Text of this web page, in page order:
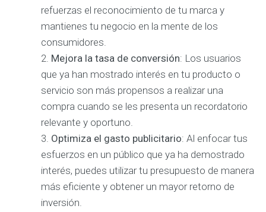
refuerzas el reconocimiento de tu marca y
mantienes tu negocio en la mente de los
consumidores.
Mejora la tasa de conversión: Los usuarios
que ya han mostrado interés en tu producto o
servicio son más propensos a realizar una
compra cuando se les presenta un recordatorio
relevante y oportuno.
Optimiza el gasto publicitario: Al enfocar tus
esfuerzos en un público que ya ha demostrado
interés, puedes utilizar tu presupuesto de manera
más eficiente y obtener un mayor retorno de
inversión.